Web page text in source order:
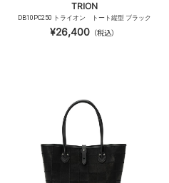
TRION
DB10PC250 トライオン トート縦型 ブラック
¥26,400 （税込）